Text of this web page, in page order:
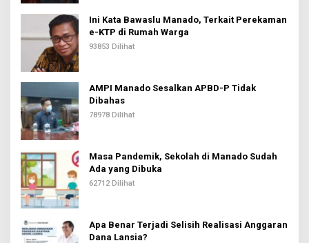
Ini Kata Bawaslu Manado, Terkait Perekaman
e-KTP di Rumah Warga
93853 Dilihat
AMPI Manado Sesalkan APBD-P Tidak
Dibahas
78978 Dilihat
Masa Pandemik, Sekolah di Manado Sudah
Ada yang Dibuka
62712 Dilihat
Apa Benar Terjadi Selisih Realisasi Anggaran
Dana Lansia?